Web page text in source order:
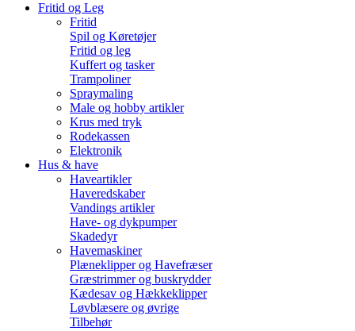
Fritid og Leg
Fritid
Spil og Køretøjer
Fritid og leg
Kuffert og tasker
Trampoliner
Spraymaling
Male og hobby artikler
Krus med tryk
Rodekassen
Elektronik
Hus & have
Haveartikler
Haveredskaber
Vandings artikler
Have- og dykpumper
Skadedyr
Havemaskiner
Plæneklipper og Havefræser
Græstrimmer og buskrydder
Kædesav og Hækkeklipper
Løvblæsere og øvrige
Tilbehør